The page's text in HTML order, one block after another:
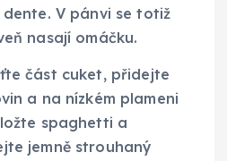
V pánvi se totiž
nasají omáčku.
část cuket, přidejte
a na nízkém plameni
spaghetti a
jemně strouhaný